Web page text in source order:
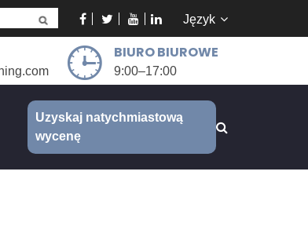
Język
BIURO BIUROWE
9:00–17:00
Uzyskaj natychmiastową
wycenę